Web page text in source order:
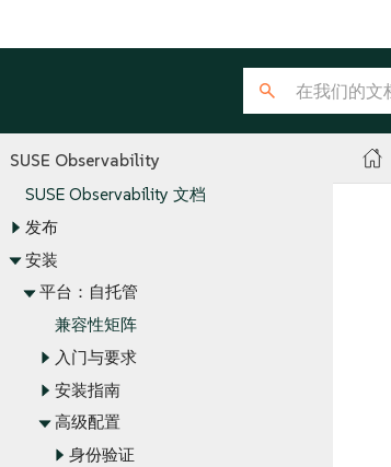
SUSE Observability
SUSE Observability 文档
发布
安装
平台：自托管
兼容性矩阵
入门与要求
安装指南
高级配置
身份验证